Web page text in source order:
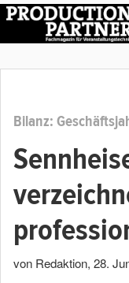
Bilanz:
von Redaktion, 28.